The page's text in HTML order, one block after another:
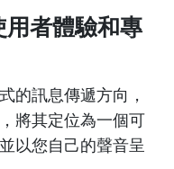
者體驗和專
的訊息傳遞方向，
將其定位為一個可
以您自己的聲音呈